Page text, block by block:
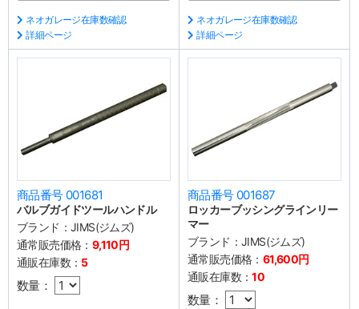
ネオガレージ在庫数確認
詳細ページ
ネオガレージ在庫数確認
詳細ページ
商品番号 001681
バルブガイドツールハンドル
ブランド： JIMS(ジムズ)
通常販売価格： 9,110円
通販在庫数： 5
数量：
商品番号 001687
ロッカーブッシングラインリー
マー
ブランド： JIMS(ジムズ)
通常販売価格： 61,600円
通販在庫数：10
数量：